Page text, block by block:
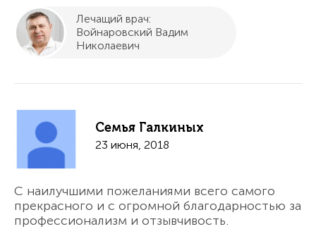
Лечащий врач:
Войнаровский Вадим
Николаевич
Семья Галкиных
23 июня, 2018
С наилучшими пожеланиями всего самого
прекрасного и с огромной благодарностью за
профессионализм и отзывчивость.